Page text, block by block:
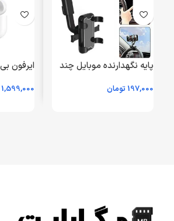
پایه نگهدارنده موبایل چند
197,000 تومان 1,599,000